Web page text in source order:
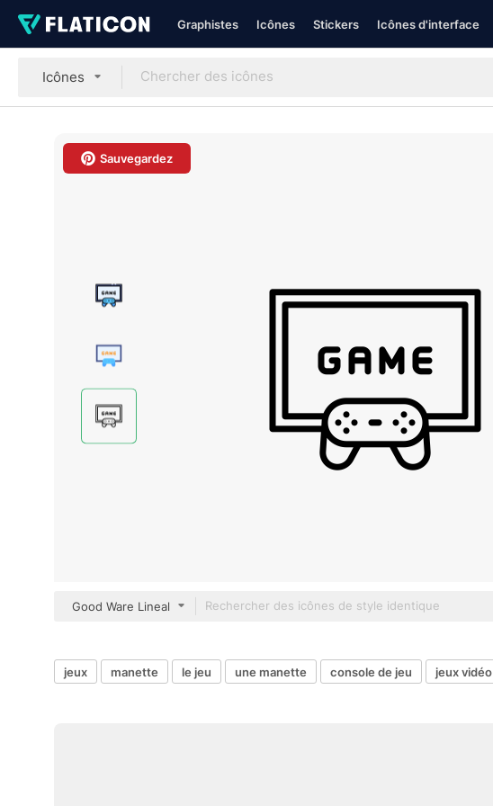
Graphistes Icônes Stickers Icônes d'interface
Icônes
Sauvegardez
Good Ware Lineal
jeux manette le jeu une manette console de jeu jeux vidéo